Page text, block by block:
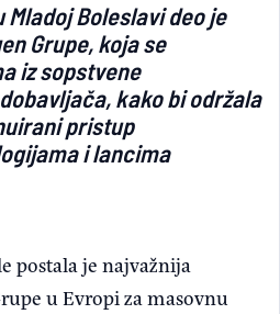
Boleslavi deo je
Grupe, koja se
iz sopstvene
kako bi održala
pristup
i lancima
postala je najvažnija
u Evropi za masovnu